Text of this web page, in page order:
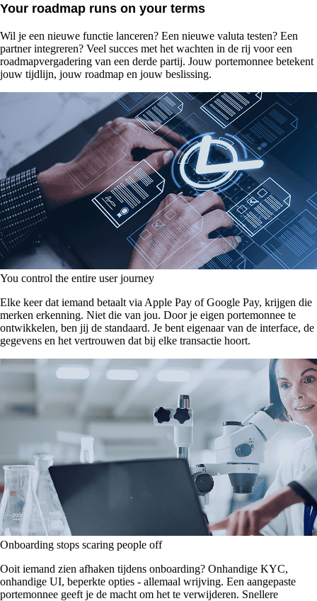
Your roadmap runs on your terms
Wil je een nieuwe functie lanceren? Een nieuwe valuta testen? Een
partner integreren? Veel succes met het wachten in de rij voor een
roadmapvergadering van een derde partij. Jouw portemonnee betekent
jouw tijdlijn, jouw roadmap en jouw beslissing.
You control the entire user journey
Elke keer dat iemand betaalt via Apple Pay of Google Pay, krijgen die
merken erkenning. Niet die van jou. Door je eigen portemonnee te
ontwikkelen, ben jij de standaard. Je bent eigenaar van de interface, de
gegevens en het vertrouwen dat bij elke transactie hoort.
Onboarding stops scaring people off
Ooit iemand zien afhaken tijdens onboarding? Onhandige KYC,
onhandige UI, beperkte opties - allemaal wrijving. Een aangepaste
portemonnee geeft je de macht om het te verwijderen. Snellere